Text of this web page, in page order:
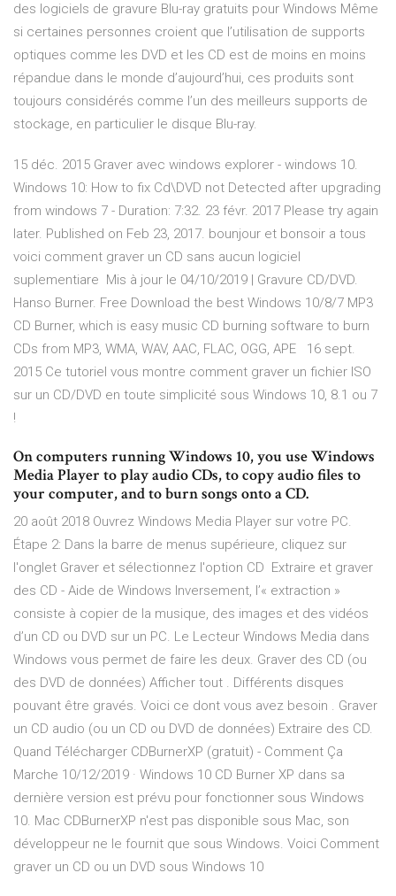
des logiciels de gravure Blu-ray gratuits pour Windows Même
si certaines personnes croient que l’utilisation de supports
optiques comme les DVD et les CD est de moins en moins
répandue dans le monde d’aujourd’hui, ces produits sont
toujours considérés comme l’un des meilleurs supports de
stockage, en particulier le disque Blu-ray.
15 déc. 2015 Graver avec windows explorer - windows 10.
Windows 10: How to fix Cd\DVD not Detected after upgrading
from windows 7 - Duration: 7:32. 23 févr. 2017 Please try again
later. Published on Feb 23, 2017. bounjour et bonsoir a tous
voici comment graver un CD sans aucun logiciel
suplementiare Mis à jour le 04/10/2019 | Gravure CD/DVD.
Hanso Burner. Free Download the best Windows 10/8/7 MP3
CD Burner, which is easy music CD burning software to burn
CDs from MP3, WMA, WAV, AAC, FLAC, OGG, APE 16 sept.
2015 Ce tutoriel vous montre comment graver un fichier ISO
sur un CD/DVD en toute simplicité sous Windows 10, 8.1 ou 7
!
On computers running Windows 10, you use Windows
Media Player to play audio CDs, to copy audio files to
your computer, and to burn songs onto a CD.
20 août 2018 Ouvrez Windows Media Player sur votre PC.
Étape 2: Dans la barre de menus supérieure, cliquez sur
l'onglet Graver et sélectionnez l'option CD Extraire et graver
des CD - Aide de Windows Inversement, l’« extraction »
consiste à copier de la musique, des images et des vidéos
d’un CD ou DVD sur un PC. Le Lecteur Windows Media dans
Windows vous permet de faire les deux. Graver des CD (ou
des DVD de données) Afficher tout . Différents disques
pouvant être gravés. Voici ce dont vous avez besoin . Graver
un CD audio (ou un CD ou DVD de données) Extraire des CD.
Quand Télécharger CDBurnerXP (gratuit) - Comment Ça
Marche 10/12/2019 · Windows 10 CD Burner XP dans sa
dernière version est prévu pour fonctionner sous Windows
10. Mac CDBurnerXP n'est pas disponible sous Mac, son
développeur ne le fournit que sous Windows. Voici Comment
graver un CD ou un DVD sous Windows 10